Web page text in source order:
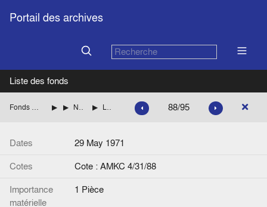
Portail des archives
Liste des fonds
Fonds Jean Monnet : Comité d'action, correspondance ITALIE
NENNI Pietro (Parti socialiste italien) Lettre de Jean Monnet à P. Nenni. 88/95
Dates
29 May 1971
Cotes
Cote : AMKC 4/31/88
Importance
matérielle
1 Pièce